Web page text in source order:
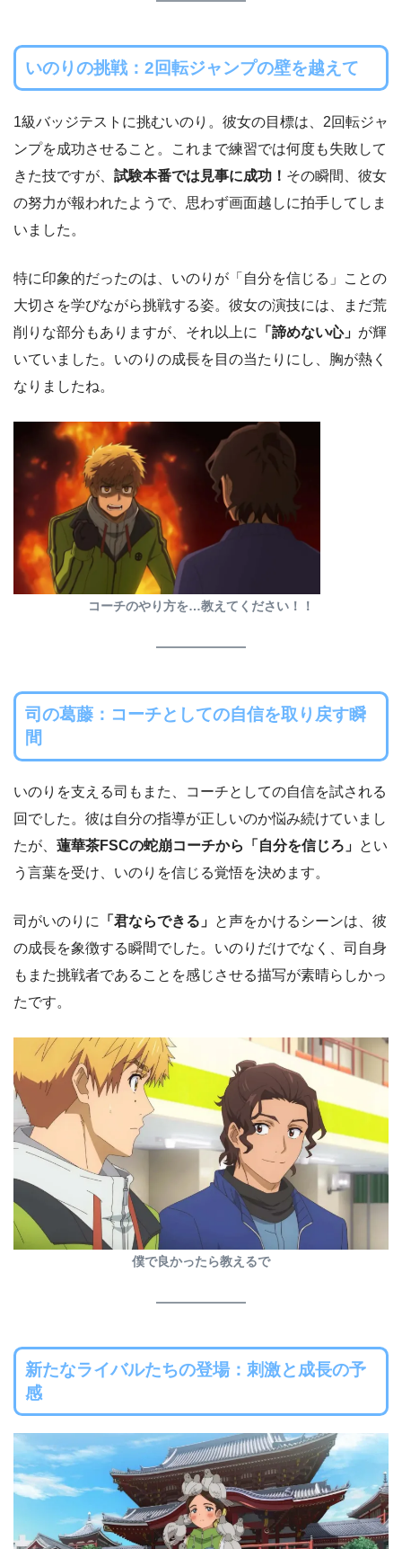
いのりの挑戦：2回転ジャンプの壁を越えて
1級バッジテストに挑むいのり。彼女の目標は、2回転ジャ
ンプを成功させること。これまで練習では何度も失敗して
きた技ですが、 試験本番では見事に成功！ その瞬間、彼女
の努力が報われたようで、思わず画面越しに拍手してしま
いました。
特に印象的だったのは、いのりが「自分を信じる」ことの
大切さを学びながら挑戦する姿。彼女の演技には、まだ荒
削りな部分もありますが、それ以上に
「諦めない心」 が輝
いていました。いのりの成長を目の当たりにし、胸が熱く
なりましたね。
コーチのやり方を…教えてください！！
司の葛藤：コーチとしての自信を取り戻す瞬
間
いのりを支える司もまた、コーチとしての自信を試される
回でした。彼は自分の指導が正しいのか悩み続けていまし
たが、 蓮華茶FSCの蛇崩コーチから「自分を信じろ」 とい
う言葉を受け、いのりを信じる覚悟を決めます。
司がいのりに 「君ならできる」 と声をかけるシーンは、彼
の成長を象徴する瞬間でした。いのりだけでなく、司自身
もまた挑戦者であることを感じさせる描写が素晴らしかっ
たです。
僕で良かったら教えるで
新たなライバルたちの登場：刺激と成長の予
感